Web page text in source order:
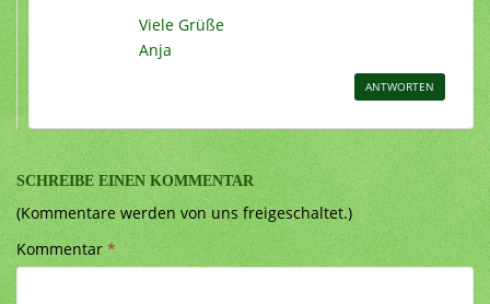
Viele Grüße
Anja
ANTWORTEN
SCHREIBE EINEN KOMMENTAR
(Kommentare werden von uns freigeschaltet.)
Kommentar*